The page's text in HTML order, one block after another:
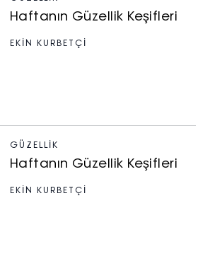
Haftanın Güzellik Keşifleri
EKİN KURBETÇİ
GÜZELLIK
Haftanın Güzellik Keşifleri
EKİN KURBETÇİ